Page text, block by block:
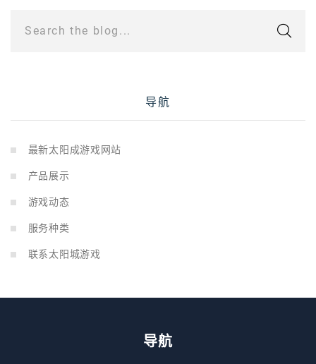
Search the blog...
导航
最新太阳成游戏网站
产品展示
游戏动态
服务种类
联系太阳城游戏
导航